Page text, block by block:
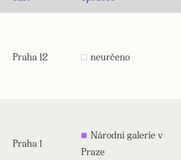
Praha 12 neurčeno
Praha 1
Národní galerie v
Praze